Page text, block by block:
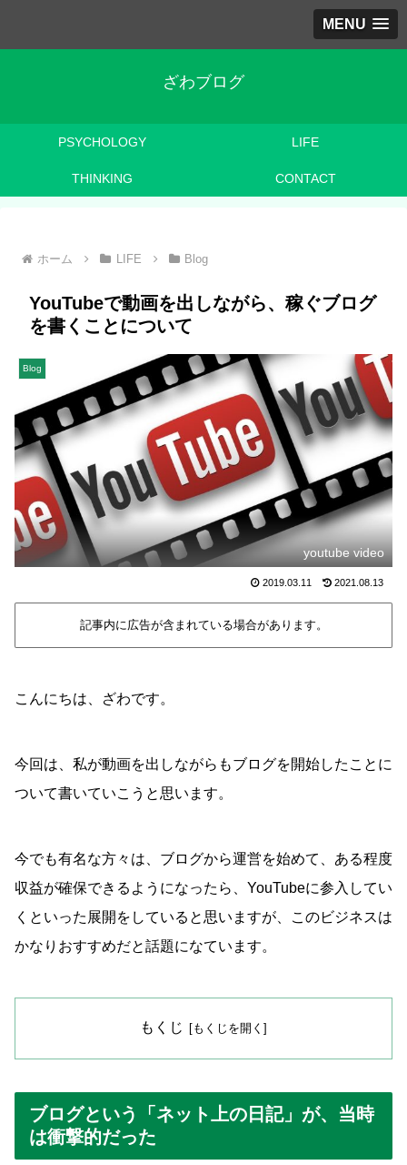
MENU
ざわブログ
PSYCHOLOGY LIFE
THINKING CONTACT
ホーム LIFE Blog
YouTubeで動画を出しながら、稼ぐブログ
を書くことについて
Blog
youtube video
2019.03.11 2021.08.13
記事内に広告が含まれている場合があります。
こんにちは、ざわです。
今回は、私が動画を出しながらもブログを開始したことに
ついて書いていこうと思います。
今でも有名な方々は、ブログから運営を始めて、ある程度
収益が確保できるようになったら、YouTubeに参入してい
くといった展開をしていると思いますが、このビジネスは
かなりおすすめだと話題になています。
もくじ
ブログという「ネット上の日記」が、当時
は衝撃的だった